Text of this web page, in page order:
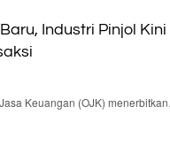
Industri Pinjol
Keuangan (OJK)